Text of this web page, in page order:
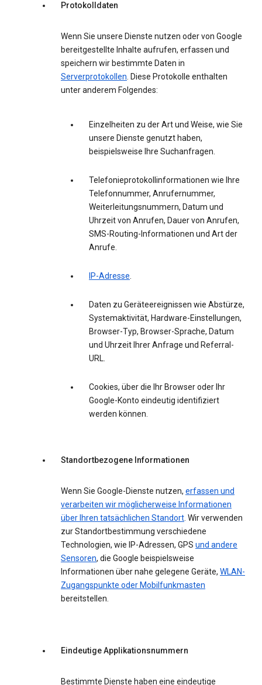
Protokolldaten
Wenn Sie unsere Dienste nutzen oder von Google
bereitgestellte Inhalte aufrufen, erfassen und
speichern wir bestimmte Daten in
Serverprotokollen. Diese Protokolle enthalten
unter anderem Folgendes:
Einzelheiten zu der Art und Weise, wie Sie
unsere Dienste genutzt haben,
beispielsweise Ihre Suchanfragen.
Telefonieprotokollinformationen wie Ihre
Telefonnummer, Anrufernummer,
Weiterleitungsnummern, Datum und
Uhrzeit von Anrufen, Dauer von Anrufen,
SMS-Routing-Informationen und Art der
Anrufe.
IP-Adresse.
Daten zu Geräteereignissen wie Abstürze,
Systemaktivität, Hardware-Einstellungen,
Browser-Typ, Browser-Sprache, Datum
und Uhrzeit Ihrer Anfrage und Referral-
URL.
Cookies, über die Ihr Browser oder Ihr
Google-Konto eindeutig identifiziert
werden können.
Standortbezogene Informationen
Wenn Sie Google-Dienste nutzen, erfassen und
verarbeiten wir möglicherweise Informationen
über Ihren tatsächlichen Standort. Wir verwenden
zur Standortbestimmung verschiedene
Technologien, wie IP-Adressen, GPS und andere
Sensoren, die Google beispielsweise
Informationen über nahe gelegene Geräte, WLAN-
Zugangspunkte oder Mobilfunkmasten
bereitstellen.
Eindeutige Applikationsnummern
Bestimmte Dienste haben eine eindeutige